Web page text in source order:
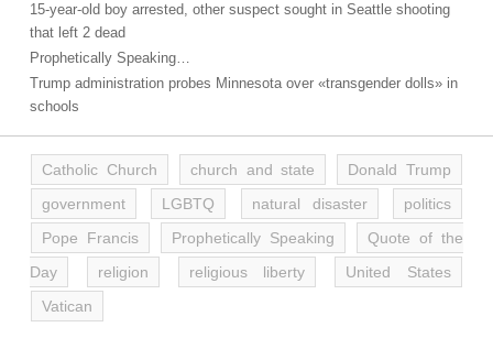
15-year-old boy arrested, other suspect sought in Seattle shooting
that left 2 dead
Prophetically Speaking…
Trump administration probes Minnesota over «transgender dolls» in
schools
Catholic Church church and state
Donald Trump
government
LGBTQ natural disaster
politics
Pope Francis
Prophetically Speaking
Quote of the
Day
religion religious liberty
United States
Vatican